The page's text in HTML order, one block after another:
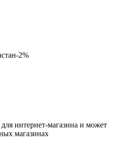
2%
интернет-магазина и может
магазинах